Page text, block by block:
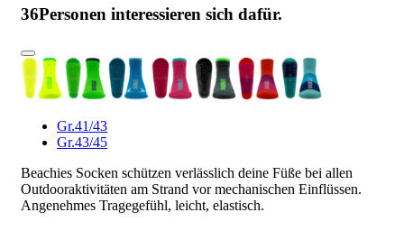
36Personen interessieren sich dafür.
Gr.41/43
Gr.43/45
Beachies Socken schützen verlässlich deine Füße bei allen
Outdooraktivitäten am Strand vor mechanischen Einflüssen.
Angenehmes Tragegefühl, leicht, elastisch.